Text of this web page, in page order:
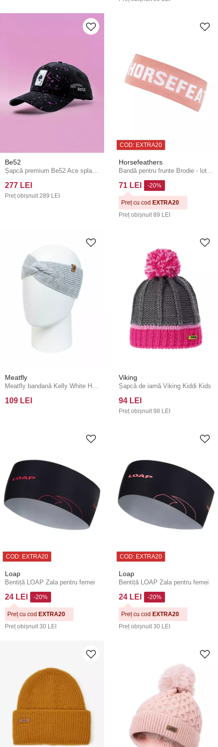
Be52
277 LEI
Preț obișnuit 289 LEI
COD: EXTRA20
Horsefeathers
71 LEI
Preț obișnuit 89 LEI
-20%
Preț cu cod EXTRA20
Meatfly
109 LEI
Viking
Șapcă de iarnă Viking Kiddi Kids
94 LEI
Preț obișnuit 98 LEI
COD: EXTRA20
Loap
Bentiță LOAP Zala pentru femei
24 LEI
Preț obișnuit 30 LEI
-20%
Preț cu cod EXTRA20
COD: EXTRA20
Loap
Bentiță LOAP Zala pentru femei
24 LEI
Preț obișnuit 30 LEI
-20%
Preț cu cod EXTRA20